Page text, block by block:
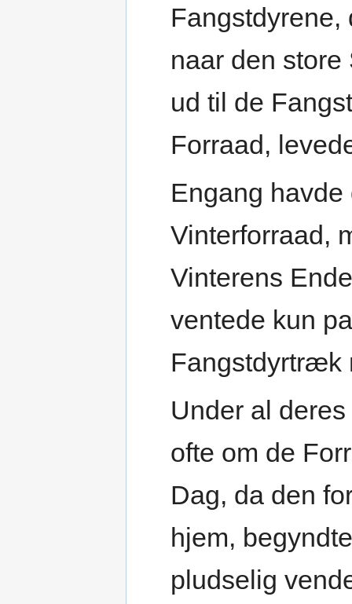
Fangstdyrene,
naar den
ud til de
Forraad,
Engang
Vinterforraad,
Vinterens
ventede kun
Fangstdyrtræk
Under al
ofte om de
Dag, da den
hjem,
pludselig